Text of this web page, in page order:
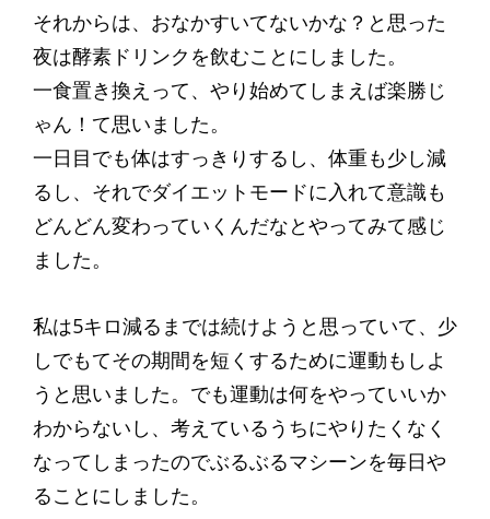
それからは、おなかすいてないかな？と思った
夜は酵素ドリンクを飲むことにしました。
一食置き換えって、やり始めてしまえば楽勝じ
ゃん！て思いました。
一日目でも体はすっきりするし、体重も少し減
るし、それでダイエットモードに入れて意識も
どんどん変わっていくんだなとやってみて感じ
ました。
私は5キロ減るまでは続けようと思っていて、少
しでもてその期間を短くするために運動もしよ
うと思いました。でも運動は何をやっていいか
わからないし、考えているうちにやりたくなく
なってしまったのでぶるぶるマシーンを毎日や
ることにしました。